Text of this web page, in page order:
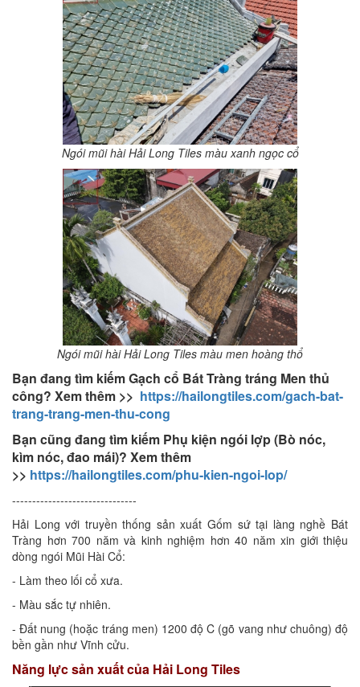
Ngói mũi hài Hải Long Tiles màu xanh ngọc cổ
Ngói mũi hài Hải Long Tiles màu men hoàng thổ
Bạn đang tìm kiếm Gạch cổ Bát Tràng tráng Men thủ
công? Xem thêm >> https://hailongtiles.com/gach-bat-
trang-trang-men-thu-cong
Bạn cũng đang tìm kiếm Phụ kiện ngói lợp (Bò nóc,
kìm nóc, đao mái)? Xem thêm
>> https://hailongtiles.com/phu-kien-ngoi-lop/
-------------------------------
Hải Long với truyền thống sản xuất Gốm sứ tại làng nghề Bát
Tràng hơn 700 năm và kinh nghiệm hơn 40 năm xin giới thiệu
dòng ngói Mũi Hài Cổ:
- Làm theo lối cổ xưa.
- Màu sắc tự nhiên.
- Đất nung (hoặc tráng men) 1200 độ C (gõ vang như chuông) độ
bền gần như Vĩnh cửu.
Năng lực sản xuất của Hải Long Tiles